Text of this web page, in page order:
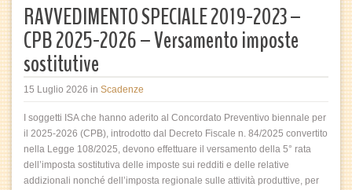
RAVVEDIMENTO SPECIALE 2019-2023 –
CPB 2025-2026 – Versamento imposte
sostitutive
15 Luglio 2026 in Scadenze
I soggetti ISA che hanno aderito al Concordato Preventivo biennale per
il 2025-2026 (CPB), introdotto dal Decreto Fiscale n. 84/2025 convertito
nella Legge 108/2025, devono effettuare il versamento della 5° rata
dell’imposta sostitutiva delle imposte sui redditi e delle relative
addizionali nonché dell’imposta regionale sulle attività produttive, per